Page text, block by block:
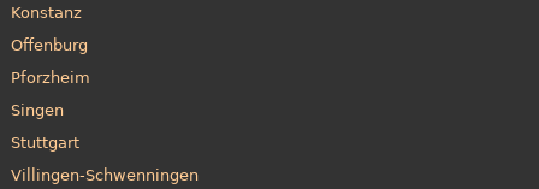
Konstanz
Offenburg
Pforzheim
Singen
Stuttgart
Villingen-Schwenningen